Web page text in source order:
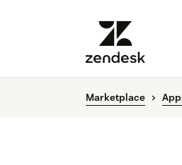
Marketplace